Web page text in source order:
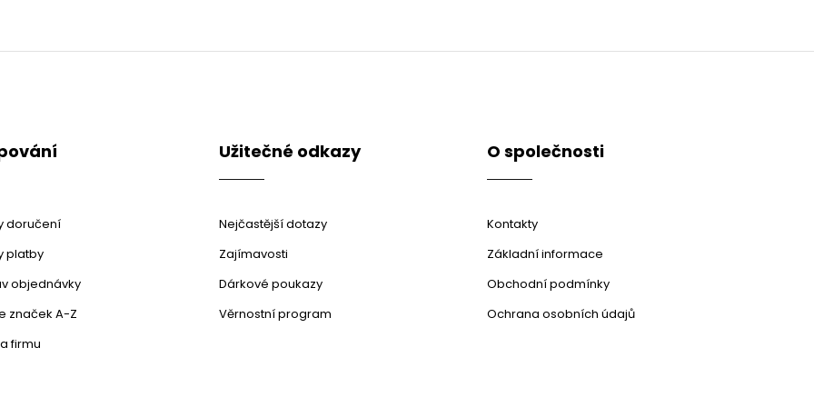
doručení
platby
objednávky
značek A-Z
firmu
Užitečné odkazy
Nejčastější dotazy
Zajímavosti
Dárkové poukazy
Věrnostní program
O společnosti
Kontakty
Základní informace
Obchodní podmínky
Ochrana osobních údajů